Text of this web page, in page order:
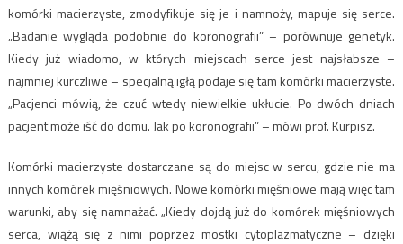
komórki macierzyste, zmodyfikuje się je i namnoży, mapuje się serce.
„Badanie wygląda podobnie do koronografii” – porównuje genetyk.
Kiedy już wiadomo, w których miejscach serce jest najsłabsze –
najmniej kurczliwe – specjalną igłą podaje się tam komórki macierzyste.
„Pacjenci mówią, że czuć wtedy niewielkie ukłucie. Po dwóch dniach
pacjent może iść do domu. Jak po koronografii” – mówi prof. Kurpisz.
Komórki macierzyste dostarczane są do miejsc w sercu, gdzie nie ma
innych komórek mięśniowych. Nowe komórki mięśniowe mają więc tam
warunki, aby się namnażać. „Kiedy dojdą już do komórek mięśniowych
serca, wiążą się z nimi poprzez mostki cytoplazmatyczne – dzięki